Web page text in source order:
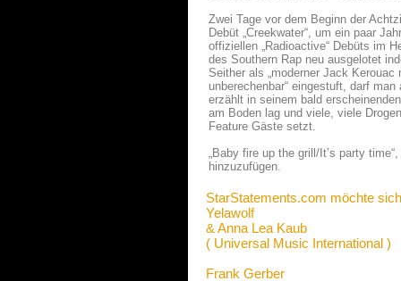
Zwei Tage vor dem Beginn der
Debüt „Creekwater“, um ein paar
offiziellen „Radioactive“ Debüts im
des Southern Rap neu ausgelotet
Seither als „moderner Jack
unberechenbar“ eingestuft, darf
erzählt in seinem bald
am Boden lag und viele, viele
Feature Gäste setzt.
„Baby fire up the grill/It’s party
hinzuzufügen.
StarStatements.com möchte
Yelawolf
& Anna Lea Kaub
( Universal Music International )
Frank Gerber